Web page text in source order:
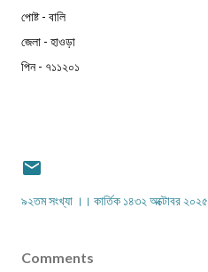
পোষ্ট - বালি
জেলা - হাওড়া
পিন - ৭১১২০১
৯২তম সংখ্যা ।। কার্তিক ১৪৩২ অক্টোবর ২০২৫
Comments